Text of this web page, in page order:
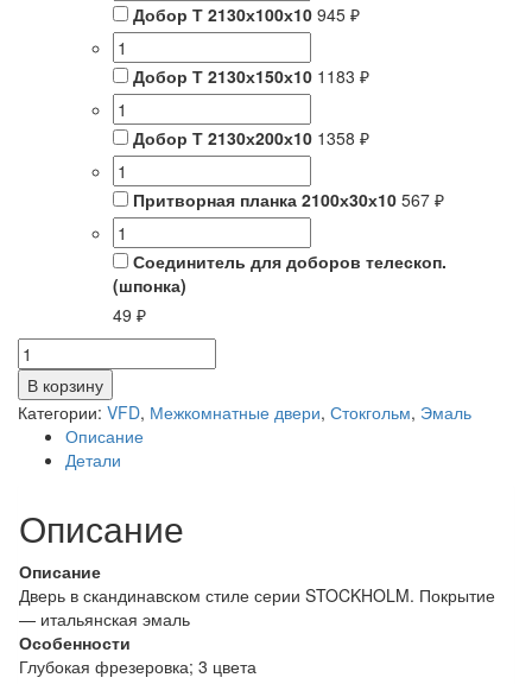
Добор Т 2130х100х10 945 ₽
Добор Т 2130х150х10 1183 ₽
Добор Т 2130х200х10 1358 ₽
Притворная планка 2100х30х10 567 ₽
Соединитель для доборов телескоп.
(шпонка)
49 ₽
Количество
товара
NIUTAPOLAR
/
WHITE
GLOSS
В корзину
Категории: VFD, Межкомнатные двери, Стокгольм, Эмаль
Описание
Детали
Описание
Описание
Дверь в скандинавском стиле серии STOCKHOLM. Покрытие
— итальянская эмаль
Особенности
Глубокая фрезеровка; 3 цвета